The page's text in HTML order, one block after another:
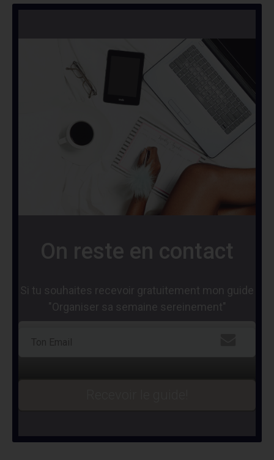
On reste en contact
Si tu souhaites recevoir gratuitement mon guide
"Organiser sa semaine sereinement"